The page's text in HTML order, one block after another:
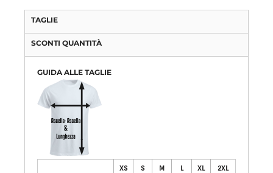
TAGLIE
SCONTI QUANTITÀ
GUIDA ALLE TAGLIE
XS S M L XL 2XL